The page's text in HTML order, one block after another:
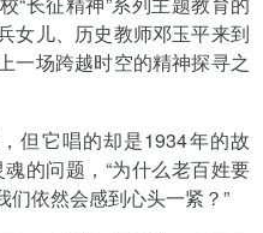
女儿、历史教师邓玉平来到
一场跨越时空的精神探寻之
但它唱的却是1934年的故
的问题，“为什么老百姓要
依然会感到心头一紧？”